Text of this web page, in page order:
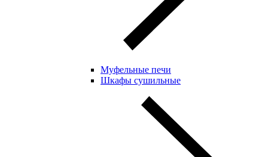
Муфельные печи
Шкафы сушильные